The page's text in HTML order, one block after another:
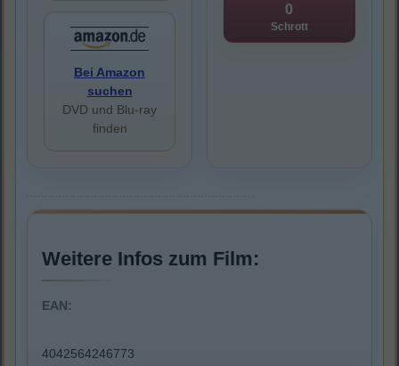
Bei Amazon
suchen
DVD und Blu-ray
finden
0
Schrott
Weitere Infos zum Film:
EAN:
4042564246773